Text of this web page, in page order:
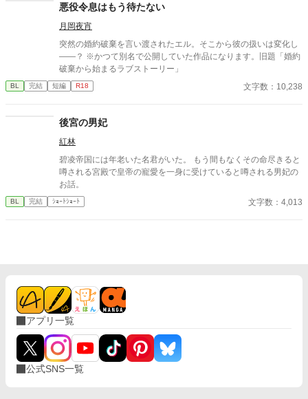
悪役令息はもう待たない
月岡夜宵
突然の婚約破棄を言い渡されたエル。そこから彼の扱いは変化し
――？ ※かつて別名で公開していた作品になります。旧題「婚約
破棄から始まるラブストーリー」
BL 完結 短編 R18 文字数：10,238
後宮の男妃
紅林
碧凌帝国には年老いた名君がいた。 もう間もなくその命尽きると
噂される宮殿で皇帝の寵愛を一身に受けていると噂される男妃の
お話。
BL 完結 ｼｮｰﾄｼｮｰﾄ 文字数：4,013
アプリ一覧
公式SNS一覧